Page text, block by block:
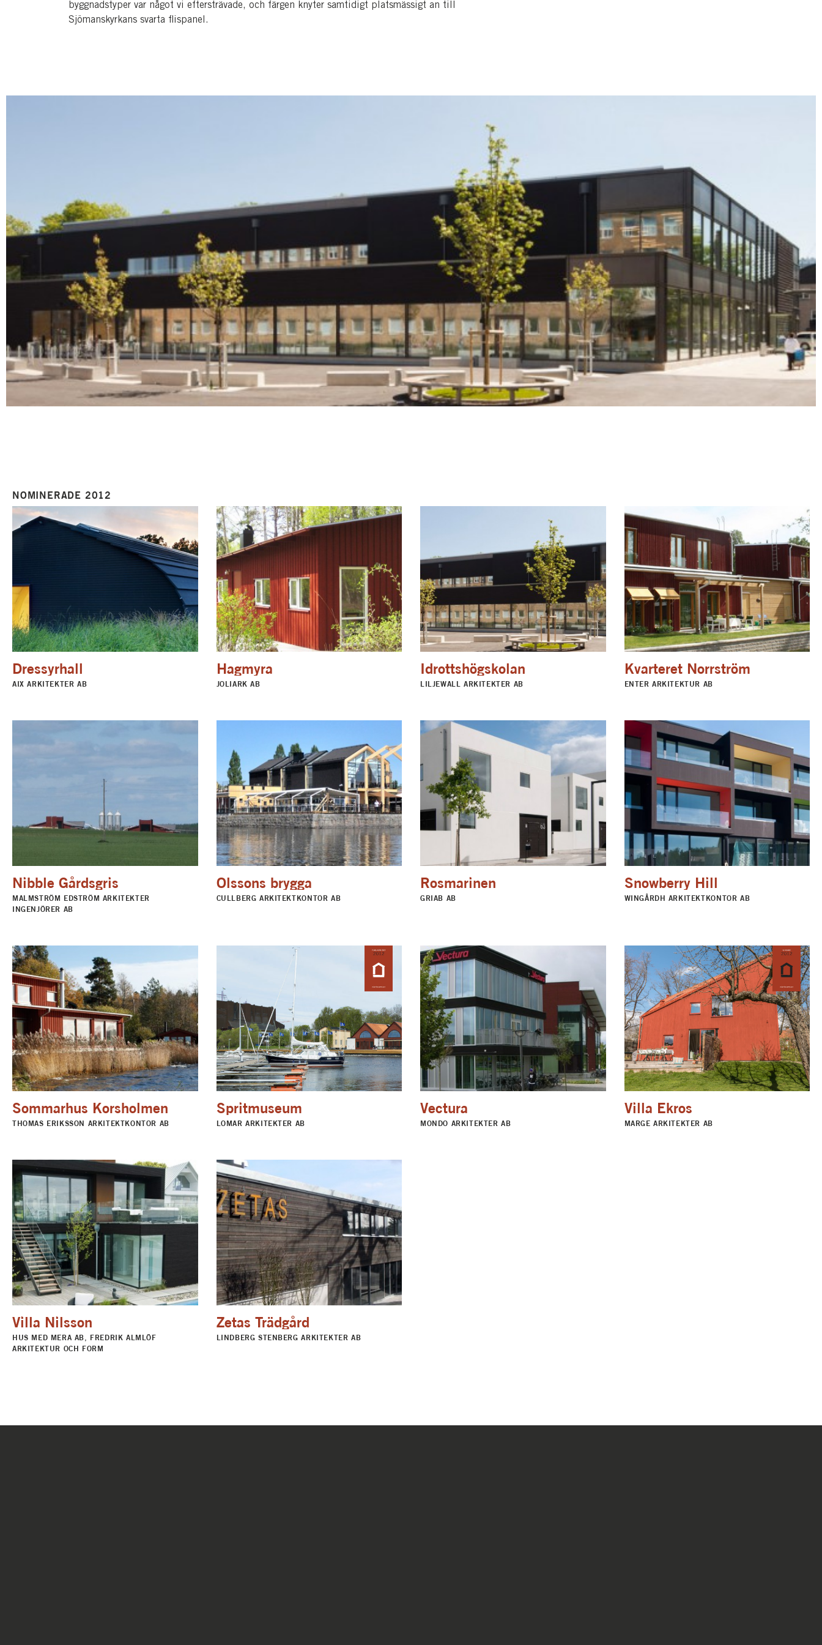
byggnadstyper var något vi eftersträvade, och färgen knyter samtidigt platsmässigt an till
Sjömanskyrkans svarta flispanel.
NOMINERADE 2012
Dressyrhall
AIX ARKITEKTER AB
Hagmyra
JOLIARK AB
Idrottshögskolan
LILJEWALL ARKITEKTER AB
Kvarteret Norrström
ENTER ARKITEKTUR AB
Nibble Gårdsgris
MALMSTRÖM EDSTRÖM ARKITEKTER
INGENJÖRER AB
Olssons brygga
CULLBERG ARKITEKTKONTOR AB
Rosmarinen
GRIAB AB
Snowberry Hill
WINGÅRDH ARKITEKTKONTOR AB
Sommarhus Korsholmen
THOMAS ERIKSSON ARKITEKTKONTOR AB
Spritmuseum
LOMAR ARKITEKTER AB
Vectura
MONDO ARKITEKTER AB
Villa Ekros
MARGE ARKITEKTER AB
Villa Nilsson
HUS MED MERA AB, FREDRIK ALMLÖF
ARKITEKTUR OCH FORM
Zetas Trädgård
LINDBERG STENBERG ARKITEKTER AB